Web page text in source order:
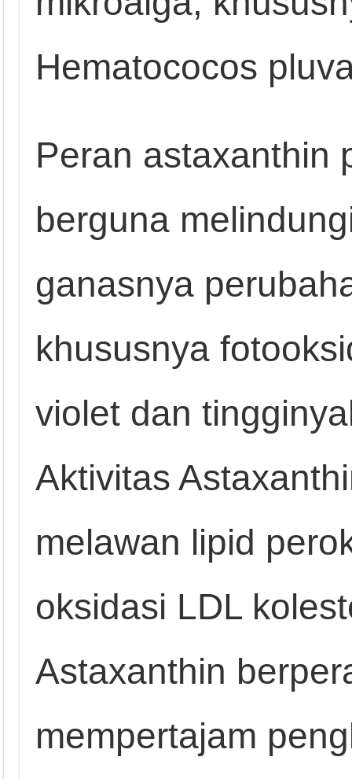
Hematococos
Peran astaxanthin
berguna
ganasnya
khususnya
violet dan
Aktivitas
melawan lipid
oksidasi LDL
Astaxanthin
mempertajam